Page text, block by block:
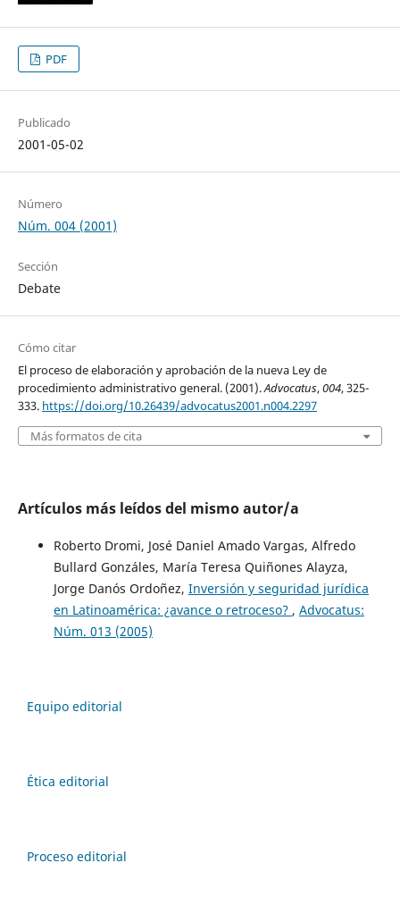
PDF
Publicado
2001-05-02
Número
Núm. 004 (2001)
Sección
Debate
Cómo citar
El proceso de elaboración y aprobación de la nueva Ley de
procedimiento administrativo general. (2001).Advocatus,004, 325-
333. https://doi.org/10.26439/advocatus2001.n004.2297
Más formatos de cita
Artículos más leídos del mismo autor/a
Roberto Dromi, José Daniel Amado Vargas, Alfredo
Bullard Gonzáles, María Teresa Quiñones Alayza,
Jorge Danós Ordoñez, Inversión y seguridad jurídica
en Latinoamérica: ¿avance o retroceso? , Advocatus:
Núm. 013 (2005)
Equipo editorial
Ética editorial
Proceso editorial